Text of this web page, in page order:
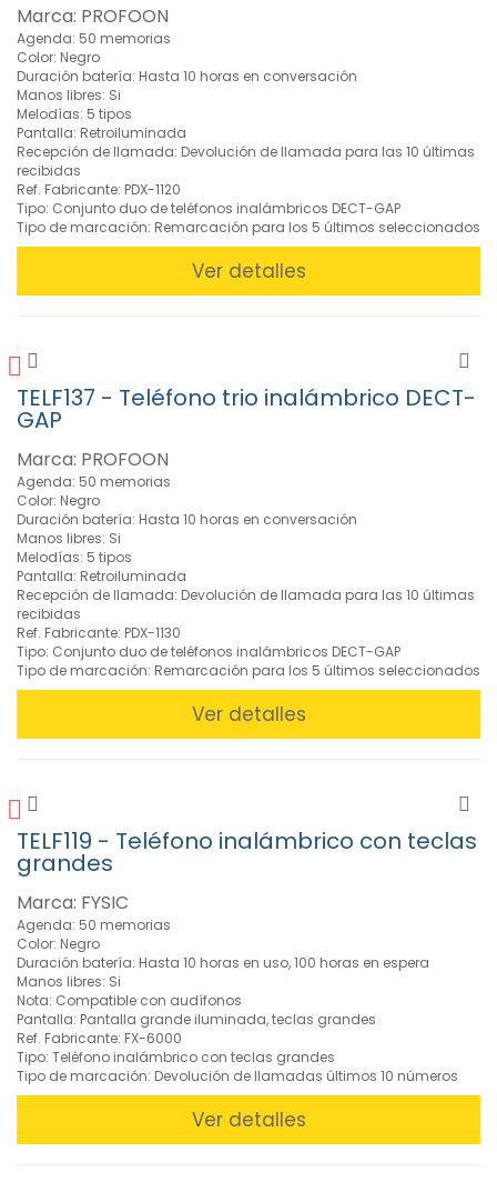
Marca: PROFOON
Agenda: 50 memorias
Color: Negro
Duración batería: Hasta 10 horas en conversación
Manos libres: Si
Melodías: 5 tipos
Pantalla: Retroiluminada
Recepción de llamada: Devolución de llamada para las 10 últimas
recibidas
Ref. Fabricante: PDX-1120
Tipo: Conjunto duo de teléfonos inalámbricos DECT-GAP
Tipo de marcación: Remarcación para los 5 últimos seleccionados
Ver detalles
TELF137 - Teléfono trio inalámbrico DECT-
GAP
Marca: PROFOON
Agenda: 50 memorias
Color: Negro
Duración batería: Hasta 10 horas en conversación
Manos libres: Si
Melodías: 5 tipos
Pantalla: Retroiluminada
Recepción de llamada: Devolución de llamada para las 10 últimas
recibidas
Ref. Fabricante: PDX-1130
Tipo: Conjunto duo de teléfonos inalámbricos DECT-GAP
Tipo de marcación: Remarcación para los 5 últimos seleccionados
Ver detalles
TELF119 - Teléfono inalámbrico con teclas
grandes
Marca: FYSIC
Agenda: 50 memorias
Color: Negro
Duración batería: Hasta 10 horas en uso, 100 horas en espera
Manos libres: Si
Nota: Compatible con audífonos
Pantalla: Pantalla grande iluminada, teclas grandes
Ref. Fabricante: FX-6000
Tipo: Teléfono inalámbrico con teclas grandes
Tipo de marcación: Devolución de llamadas últimos 10 números
Ver detalles